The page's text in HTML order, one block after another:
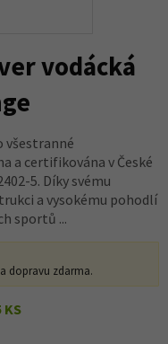
vodácká
všestranné
a certifikována v České
5. Díky svému
a vysokému pohodlí
sportů ...
dopravu zdarma.
KS